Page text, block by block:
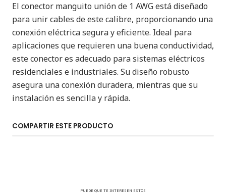
El conector manguito unión de 1 AWG está diseñado
para unir cables de este calibre, proporcionando una
conexión eléctrica segura y eficiente. Ideal para
aplicaciones que requieren una buena conductividad,
este conector es adecuado para sistemas eléctricos
residenciales e industriales. Su diseño robusto
asegura una conexión duradera, mientras que su
instalación es sencilla y rápida.
COMPARTIR ESTE PRODUCTO
PUEDE QUE TE INTERESEN ESTOS